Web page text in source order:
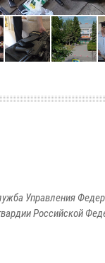
Управления
Российской